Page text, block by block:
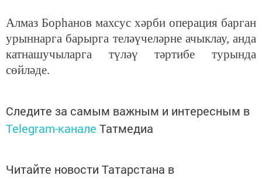
Алмаз Борһанов махсус хәрби операция барган
урыннарга барырга теләүчеләрне ачыклау, анда
катнашучыларга түләү тәртибе турында
сөйләде.
Следите за самым важным и интересным в
Telegram-канале Татмедиа
Читайте новости Татарстана в